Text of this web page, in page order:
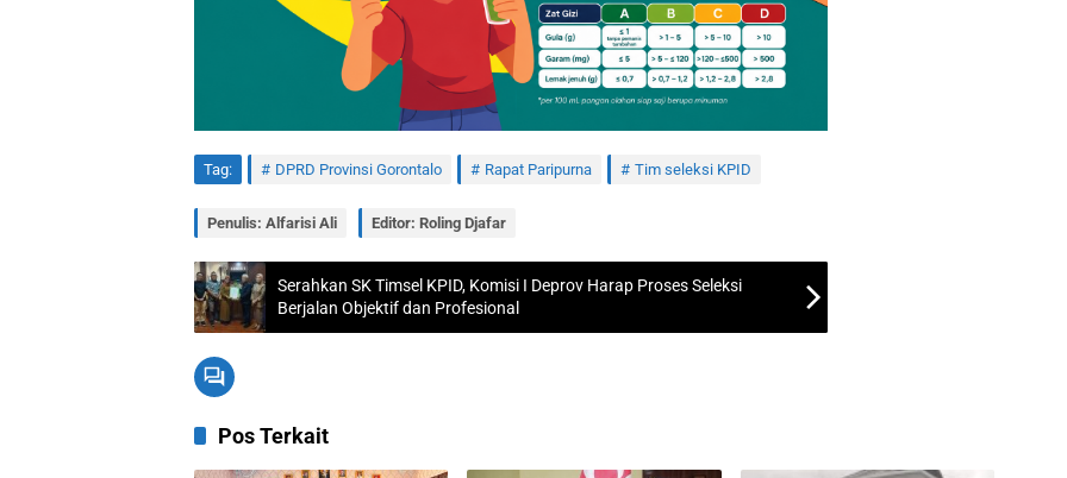
Tag: DPRD Provinsi Gorontalo Rapat Paripurna Tim seleksi KPID
Penulis: Alfarisi Ali Editor: Roling Djafar
Serahkan SK Timsel KPID, Komisi I Deprov Harap Proses Seleksi
Berjalan Objektif dan Profesional
Pos Terkait